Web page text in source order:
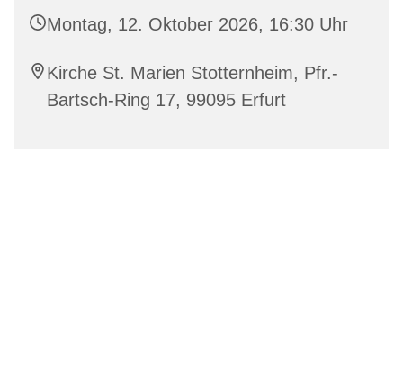
Montag, 12. Oktober 2026, 16:30 Uhr
Kirche St. Marien Stotternheim, Pfr.-
Bartsch-Ring 17, 99095 Erfurt